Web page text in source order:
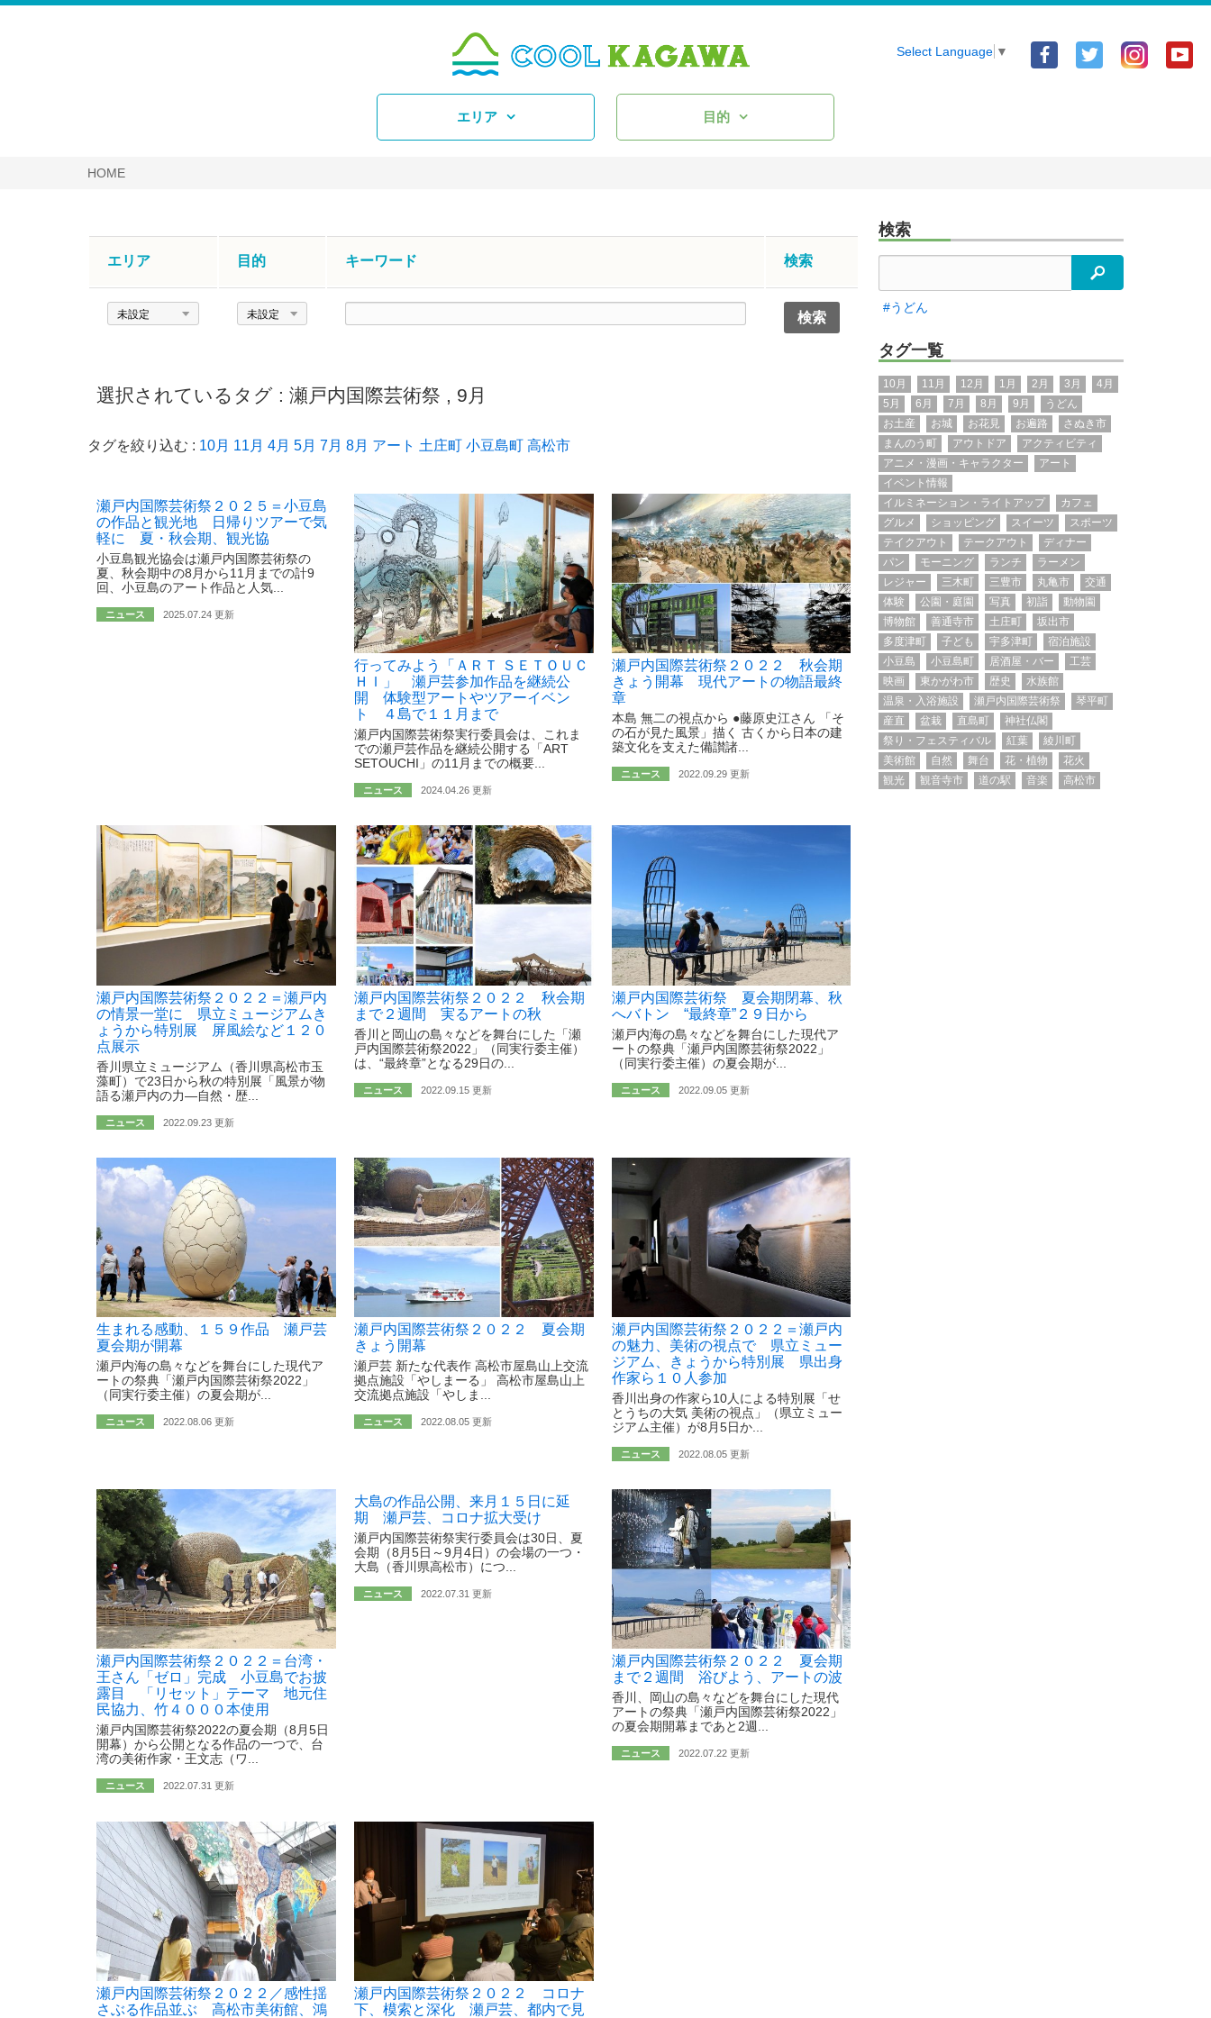
Facebook
Twitter
Select Language ▼
エリア 目的
HOME
エリア 目的 キーワード 検索
エ
目
ド
選択されているタグ : 瀬戸内国際芸術祭 , 9月
タグを絞り込む : 10月 11月 4月 5月 7月 8月 アート 土庄町 小豆島町 高松市
瀬戸内国際芸術祭２０２５＝小豆島
の作品と観光地 日帰りツアーで気
軽に 夏・秋会期、観光協
小豆島観光協会は瀬戸内国際芸術祭の
夏、秋会期中の8月から11月までの計9
回、小豆島のアート作品と人気...
ニュース 2025.07.24 更新
行ってみよう「ＡＲＴ ＳＥＴＯＵＣ
ＨＩ」 瀬戸芸参加作品を継続公
開 体験型アートやツアーイベン
ト ４島で１１月まで
瀬戸内国際芸術祭実行委員会は、これま
での瀬戸芸作品を継続公開する「ART
SETOUCHI」の11月までの概要...
ニュース 2024.04.26 更新
瀬戸内国際芸術祭２０２２ 秋会期
きょう開幕 現代アートの物語最終
章
本島 無二の視点から ●藤原史江さん 「そ
の石が見た風景」描く 古くから日本の建
築文化を支えた備讃諸...
ニュース 2022.09.29 更新
瀬戸内国際芸術祭２０２２＝瀬戸内
の情景一堂に 県立ミュージアムき
ょうから特別展 屏風絵など１２０
点展示
香川県立ミュージアム（香川県高松市玉
藻町）で23日から秋の特別展「風景が物
語る瀬戸内の力―自然・歴...
ニュース 2022.09.23 更新
瀬戸内国際芸術祭２０２２ 秋会期
まで２週間 実るアートの秋
香川と岡山の島々などを舞台にした「瀬
戸内国際芸術祭2022」（同実行委主催）
は、“最終章”となる29日の...
ニュース 2022.09.15 更新
瀬戸内国際芸術祭 夏会期閉幕、秋
へバトン “最終章”２９日から
瀬戸内海の島々などを舞台にした現代ア
ートの祭典「瀬戸内国際芸術祭2022」
（同実行委主催）の夏会期が...
ニュース 2022.09.05 更新
生まれる感動、１５９作品 瀬戸芸
夏会期が開幕
瀬戸内海の島々などを舞台にした現代ア
ートの祭典「瀬戸内国際芸術祭2022」
（同実行委主催）の夏会期が...
ニュース 2022.08.06 更新
瀬戸内国際芸術祭２０２２ 夏会期
きょう開幕
瀬戸芸 新たな代表作 高松市屋島山上交流
拠点施設「やしまーる」 高松市屋島山上
交流拠点施設「やしま...
ニュース 2022.08.05 更新
瀬戸内国際芸術祭２０２２＝瀬戸内
の魅力、美術の視点で 県立ミュー
ジアム、きょうから特別展 県出身
作家ら１０人参加
香川出身の作家ら10人による特別展「せ
とうちの大気 美術の視点」（県立ミュー
ジアム主催）が8月5日か...
ニュース 2022.08.05 更新
瀬戸内国際芸術祭２０２２＝台湾・
王さん「ゼロ」完成 小豆島でお披
露目 「リセット」テーマ 地元住
民協力、竹４０００本使用
瀬戸内国際芸術祭2022の夏会期（8月5日
開幕）から公開となる作品の一つで、台
湾の美術作家・王文志（ワ...
ニュース 2022.07.31 更新
大島の作品公開、来月１５日に延
期 瀬戸芸、コロナ拡大受け
瀬戸内国際芸術祭実行委員会は30日、夏
会期（8月5日～9月4日）の会場の一つ・
大島（香川県高松市）につ...
ニュース 2022.07.31 更新
瀬戸内国際芸術祭２０２２ 夏会期
まで２週間 浴びよう、アートの波
香川、岡山の島々などを舞台にした現代
アートの祭典「瀬戸内国際芸術祭2022」
の夏会期開幕まであと2週...
ニュース 2022.07.22 更新
瀬戸内国際芸術祭２０２２／感性揺
さぶる作品並ぶ 高松市美術館、鴻
瀬戸内国際芸術祭２０２２ コロナ
下、模索と深化 瀬戸芸、都内で見
検索
検索
#うどん
タグ一覧
10月 11月 12月 1月 2月 3月
4月
5月
6月 7月 8月 9月
うどん
お土産
お城 お花見 お遍路
さぬき市
まんのう町
アウトドア
アクティビティ
アニメ・漫画・キャラクター
アート
イベント情報
イルミネーション・ライトアップ
カフェ
グルメ
ショッピング スイーツ
スポーツ
テイクアウト
テークアウト
ディナー
パン
モーニング ランチ
ラーメン
レジャー
三木町 三豊市 丸亀市
交通
体験
公園・庭園 写真 初詣
動物園
博物館
善通寺市 土庄町
坂出市
多度津町
子ども 宇多津町
宿泊施設
小豆島
小豆島町 居酒屋・バー
工芸
映画
東かがわ市 歴史
水族館
温泉・入浴施設
瀬戸内国際芸術祭
琴平町
産直
盆栽 直島町
神社仏閣
祭り・フェスティバル
紅葉
綾川町
美術館
自然 舞台 花・植物
花火
観光
観音寺市 道の駅 音楽 高松市